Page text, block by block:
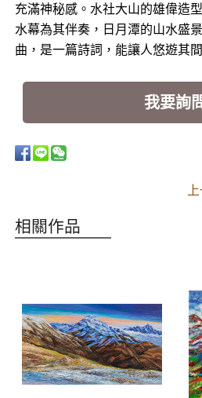
充滿神秘感。水社大山的雄偉造
水幕為其伴奏，日月潭的山水盛
曲，是一篇詩詞，能讓人悠遊其
我要詢
相關作品